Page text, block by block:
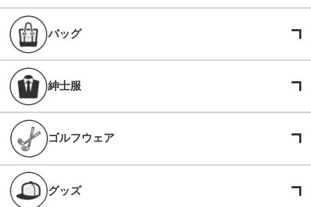
バッグ
紳士服
ゴルフウェア
グッズ